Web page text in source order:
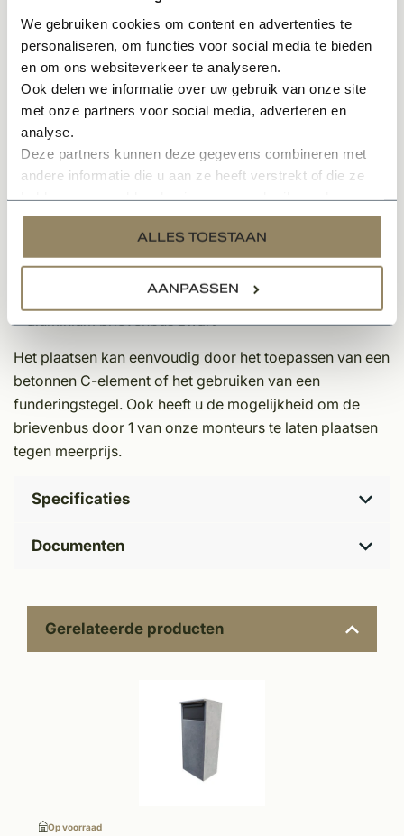
We gebruiken cookies om content en advertenties te
personaliseren, om functies voor social media te bieden
en om ons websiteverkeer te analyseren.
Ook delen we informatie over uw gebruik van onze site
met onze partners voor social media, adverteren en
analyse.
Deze partners kunnen deze gegevens combineren met
andere informatie die u aan ze heeft verstrekt of die ze
services.
ALLES TOESTAAN
AANPASSEN
vorstbestendig. Dit model kan geleverd worden in een
volledig hardstenen uitvoering of in een model
Woodlook. De brievenbus heeft een deurtje aan de
achterzijde en is voorzien van een slot met 2 sleutels.
Brievenbusspecificaties;
Diepte: 32
Breedte: 40
Transport: per pallet
Materiaaltype: Belgische Arduin hardsteen met
aluminium brievenbus zwart
Het plaatsen kan eenvoudig door het toepassen van een
betonnen C-element of het gebruiken van een
funderingstegel. Ook heeft u de mogelijkheid om de
brievenbus door 1 van onze monteurs te laten plaatsen
tegen meerprijs.
Specificaties
Documenten
Gerelateerde producten
Op voorraad